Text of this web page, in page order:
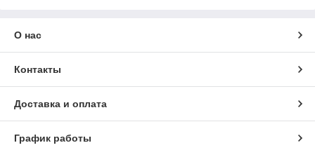
О нас
Контакты
Доставка и оплата
График работы